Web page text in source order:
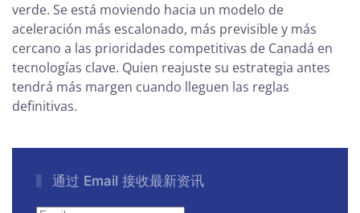
verde. Se está moviendo hacia un modelo de
aceleración más escalonado, más previsible y más
cercano a las prioridades competitivas de Canadá en
tecnologías clave. Quien reajuste su estrategia antes
tendrá más margen cuando lleguen las reglas
definitivas.
通过 Email 接收最新资讯